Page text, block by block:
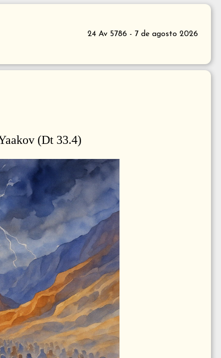
24 Av 5786 - 7 de agosto 2026
(Dt 33.4)